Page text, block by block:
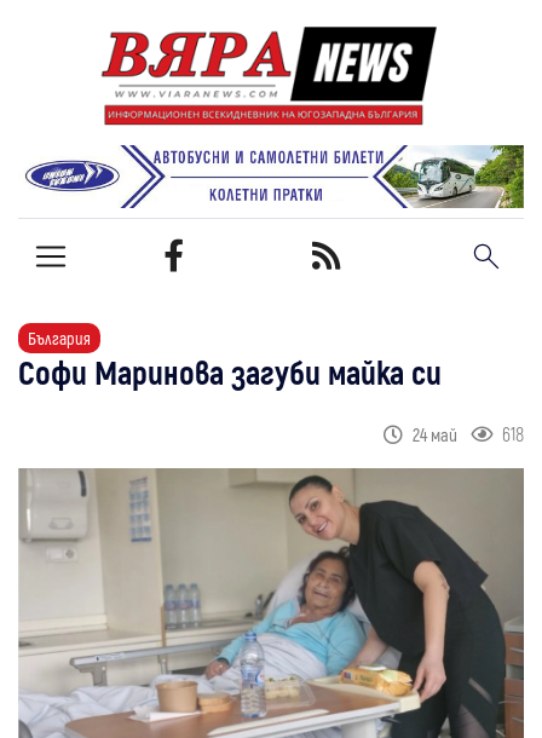
България
Софи Маринова загуби майка си
24 май 618